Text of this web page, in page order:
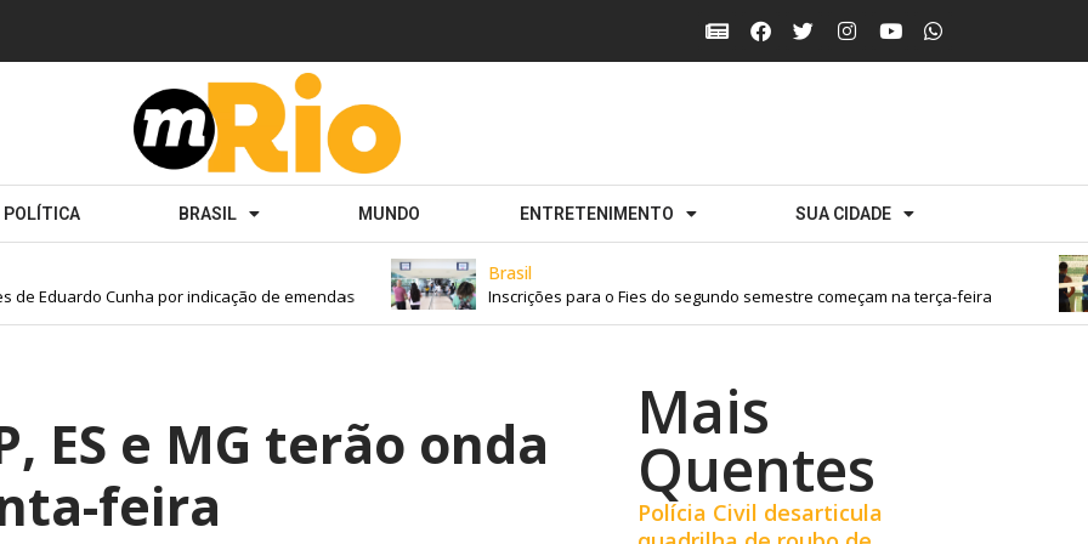
POLÍTICA BRASIL MUNDO ENTRETENIMENTO SUA CIDADE
Eduardo Cunha por indicação de emendas
Brasil
Inscrições para o Fies do segundo semestre começam na terça-feira
ES e MG terão onda
feira
Mais
Quentes
Polícia Civil desarticula